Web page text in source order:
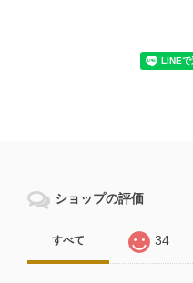
ショップの評価
すべて 34